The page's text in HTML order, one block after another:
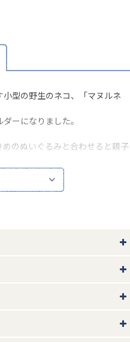
型の野生のネコ、「マヌルネ
ーになりました。
のぬいぐるみと合わせると親子